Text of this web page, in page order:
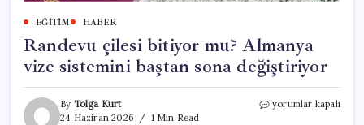
EĞITIM HABER
Randevu çilesi bitiyor mu? Almanya
vize sistemini baştan sona değiştiriyor
By Tolga Kurt
24 Haziran 2026
1 Min Read
Randevu
yorumlar kapalı